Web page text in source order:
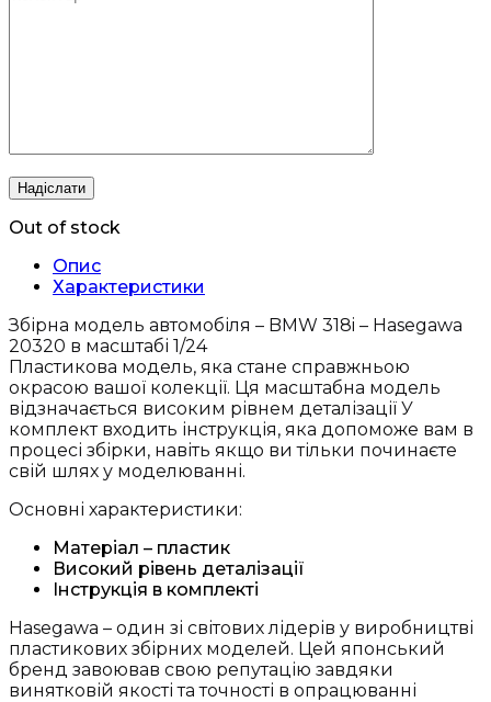
Out of stock
Опис
Характеристики
Збірна модель автомобіля – BMW 318i – Hasegawa
20320 в масштабі 1/24
Пластикова модель, яка стане справжньою
окрасою вашої колекції. Ця масштабна модель
відзначається високим рівнем деталізації У
комплект входить інструкція, яка допоможе вам в
процесі збірки, навіть якщо ви тільки починаєте
свій шлях у моделюванні.
Основні характеристики:
Матеріал – пластик
Високий рівень деталізації
Інструкція в комплекті
Hasegawa – один зі світових лідерів у виробництві
пластикових збірних моделей. Цей японський
бренд завоював свою репутацію завдяки
винятковій якості та точності в опрацюванні